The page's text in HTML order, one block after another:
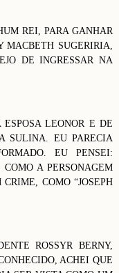
REI, PARA GANHAR
MACBETH SUGERIRIA,
DE INGRESSAR NA
LEONOR E DE
SULINA. EU PARECIA
EU PENSEI:
A PERSONAGEM
COMO “JOSEPH
ROSSYR BERNY,
ACHEI QUE